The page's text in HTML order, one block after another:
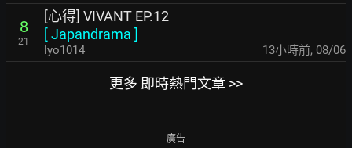
8
21
[心得] VIVANT EP.12
[Japandrama ]
lyo1014 13小時前, 08/06
更多 即時熱門文章 >>
廣告